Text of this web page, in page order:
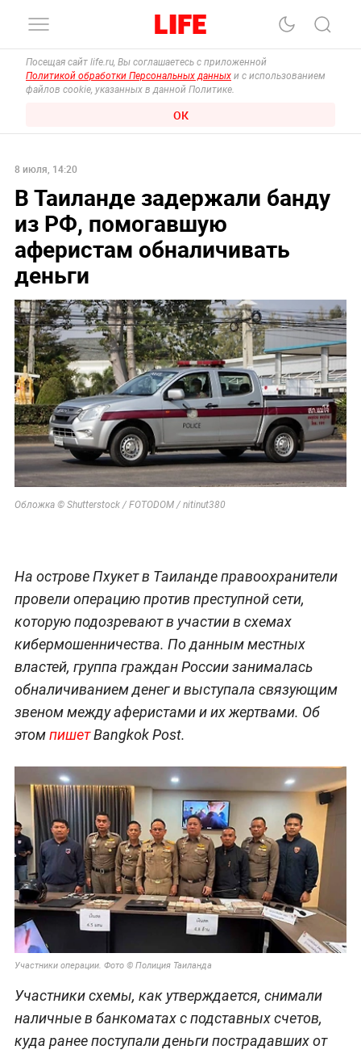
Посещая сайт life.ru, Вы соглашаетесь с приложенной
Политикой обработки Персональных данных и с использованием
файлов cookie, указанных в данной Политике.
ОК
8 июля, 14:20
В Таиланде задержали банду
из РФ, помогавшую
аферистам обналичивать
деньги
Обложка © Shutterstock / FOTODOM / nitinut380
На острове Пхукет в Таиланде правоохранители
провели операцию против преступной сети,
которую подозревают в участии в схемах
кибермошенничества. По данным местных
властей, группа граждан России занималась
обналичиванием денег и выступала связующим
звеном между аферистами и их жертвами. Об
этомпишетBangkok Post.
Участники операции. Фото © Полиция Таиланда
Участники схемы, как утверждается, снимали
наличные в банкоматах с подставных счетов,
куда ранее поступали деньги пострадавших от